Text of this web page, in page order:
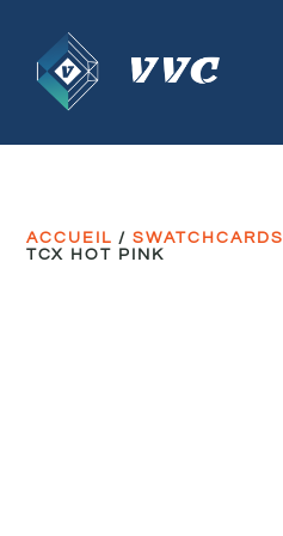
ACCUEIL /SWATCHCARDS
TCX HOT PINK